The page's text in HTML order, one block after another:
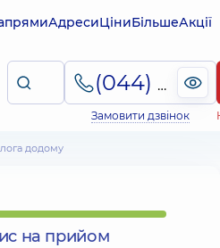
АдресиЦіниБільшеАкції
(044) 495-2-888
Замовити дзвінок
додому
на прийом